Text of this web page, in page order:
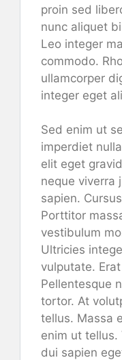
proin sed
nunc aliquet
Leo integer
commodo.
ullamcorper
integer eget
Sed enim ut
imperdiet
elit eget
neque viverra
sapien.
Porttitor
vestibulum
Ultricies
vulputate.
Pellentesque
tortor. At
tellus. Massa
enim ut tellus.
dui sapien